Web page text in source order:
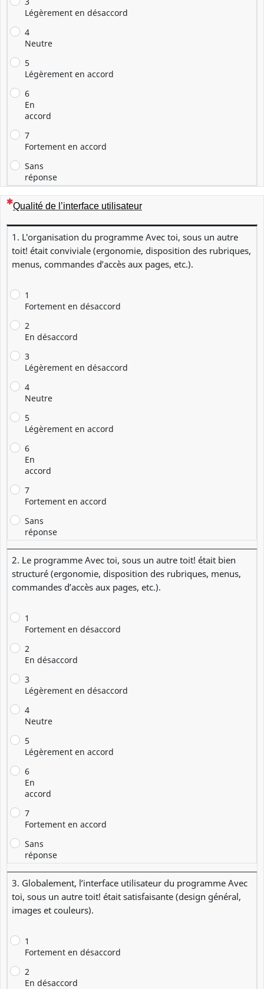
Légèrement en désaccord
4
Neutre
5
Légèrement en accord
6
En
accord
7
Fortement en accord
Sans
réponse
(Cette question est obligatoire)
Qualité de l’interface utilisateur
1. L'organisation du programme Avec toi, sous un autre
toit! était conviviale (ergonomie, disposition des rubriques,
menus, commandes d’accès aux pages, etc.).
1
Fortement en désaccord
2
En désaccord
3
Légèrement en désaccord
4
Neutre
5
Légèrement en accord
6
En
accord
7
Fortement en accord
Sans
réponse
2. Le programme Avec toi, sous un autre toit! était bien
structuré (ergonomie, disposition des rubriques, menus,
commandes d’accès aux pages, etc.).
1
Fortement en désaccord
2
En désaccord
3
Légèrement en désaccord
4
Neutre
5
Légèrement en accord
6
En
accord
7
Fortement en accord
Sans
réponse
3. Globalement, l’interface utilisateur du programme Avec
toi, sous un autre toit! était satisfaisante (design général,
images et couleurs).
1
Fortement en désaccord
2
En désaccord